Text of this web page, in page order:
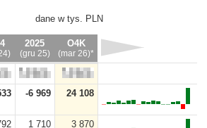
dane w tys. PLN
2025
(gru 25)
O4K
(mar 26)*
-6 969 24 108
1 710 3 870